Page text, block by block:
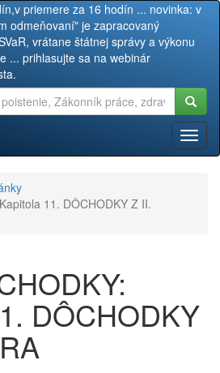
priemere za 16 hodín ... novinka: v
odmeňovaní" je zapracovaný
vrátane štátnej správy a výkonu
... prihlasujte sa na webinár
11. DÔCHODKY Z II.
DÔCHODKY